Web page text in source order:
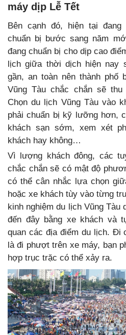
máy dịp Lễ Tết
Bên cạnh đó, hiện tại
chuẩn bị bước sang năm
đang chuẩn bị cho dịp cao
lịch giữa thời dịch hiện nay
gần, an toàn nên thành phố
Vũng Tàu chắc chắn sẽ
Chọn du lịch Vũng Tàu vào
phải chuẩn bị kỹ lưỡng hơn,
khách sạn sớm, xem xét
khách hay không…
Vì lượng khách đông, các
chắc chắn sẽ có mật độ
có thể cân nhắc lựa chọn
hoặc xe khách tùy vào từng
kinh nghiệm du lịch Vũng Tàu
đến đây bằng xe khách và
quan các địa điểm du lịch. Đi
là đi phượt trên xe máy, bạn
hợp trục trặc có thể xảy ra.